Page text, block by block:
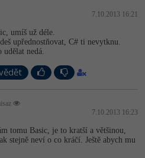
7.10.2013 16:21
umíš už déle.
upřednostňovat, C# ti nevytknu.
nedá.
7.10.2013 16:23
tomu Basic, je to kratší a většinou,
stejně neví o co kráčí. Ještě abych mu